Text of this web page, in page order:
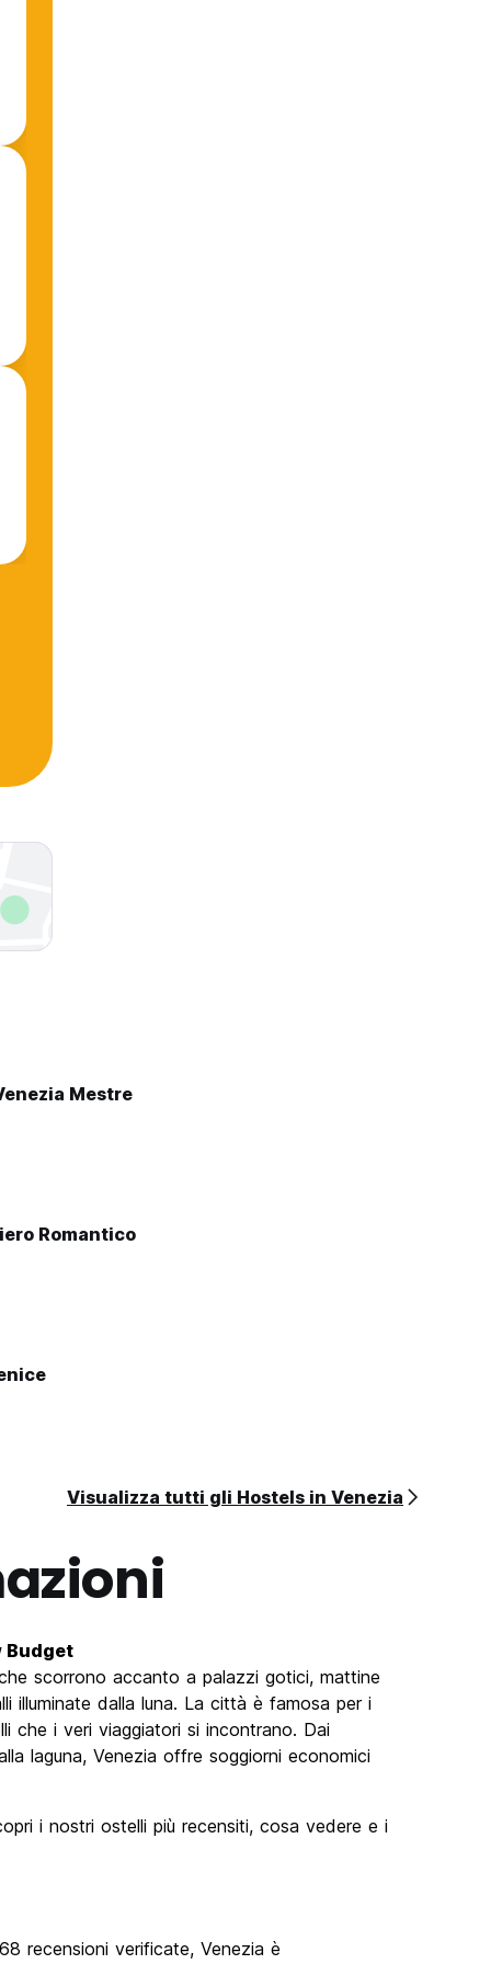
Mestre
Romantico
Visualizza tutti gli Hostels in Venezia
Budget
scorrono accanto a palazzi gotici, mattine
illuminate dalla luna. La città è famosa per i
che i veri viaggiatori si incontrano. Dai
laguna, Venezia offre soggiorni economici
i nostri ostelli più recensiti, cosa vedere e i
recensioni verificate, Venezia è